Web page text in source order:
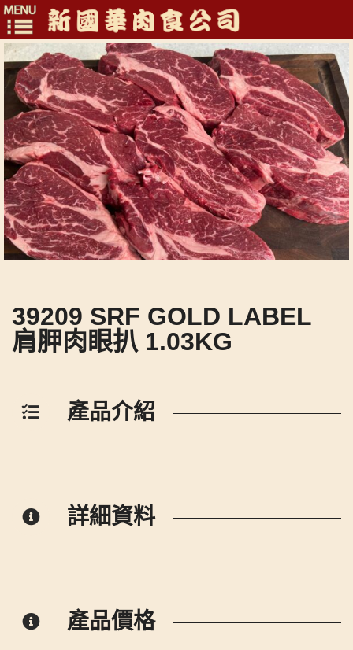
Toggle
navigation
39209 SRF GOLD LABEL
肩胛肉眼扒 1.03KG
產品介紹
詳細資料
產品價格